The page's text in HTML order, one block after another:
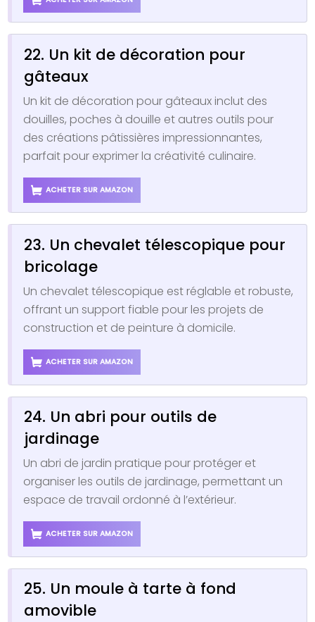
22. Un kit de décoration pour
gâteaux
Un kit de décoration pour gâteaux inclut des
douilles, poches à douille et autres outils pour
des créations pâtissières impressionnantes,
parfait pour exprimer la créativité culinaire.
ACHETER SUR AMAZON
23. Un chevalet télescopique pour
bricolage
Un chevalet télescopique est réglable et robuste,
offrant un support fiable pour les projets de
construction et de peinture à domicile.
ACHETER SUR AMAZON
24. Un abri pour outils de
jardinage
Un abri de jardin pratique pour protéger et
organiser les outils de jardinage, permettant un
espace de travail ordonné à l’extérieur.
ACHETER SUR AMAZON
25. Un moule à tarte à fond
amovible